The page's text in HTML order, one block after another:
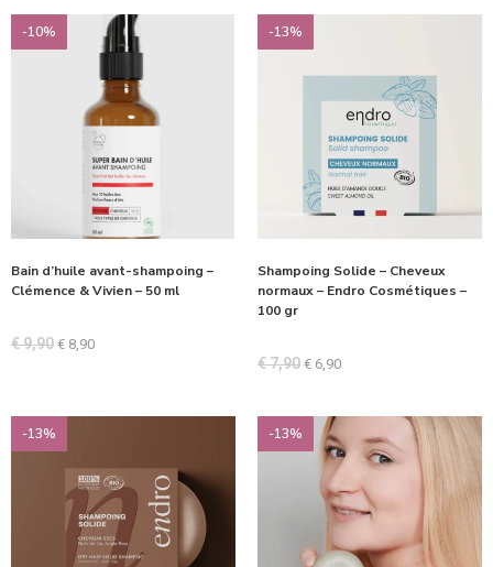
-10%
Bain d’huile avant-shampoing –
Clémence & Vivien – 50 ml
€9,90 € 8,90
-13%
Shampoing Solide – Cheveux
normaux – Endro Cosmétiques –
100 gr
€7,90 € 6,90
-13% -13%